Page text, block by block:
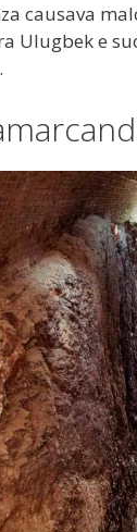
causava
Ulugbek e